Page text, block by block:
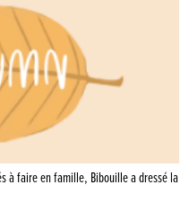
à faire en famille, Bibouille a dressé la